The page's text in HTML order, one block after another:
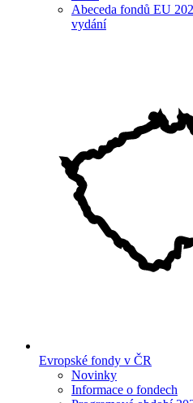
Abeceda fondů EU
vydání
Evropské fondy v ČR
Novinky
Informace o fondech